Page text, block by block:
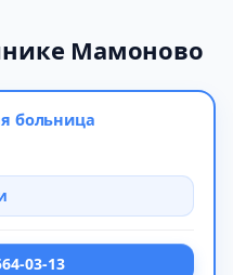
Мамоново
больница
03-13